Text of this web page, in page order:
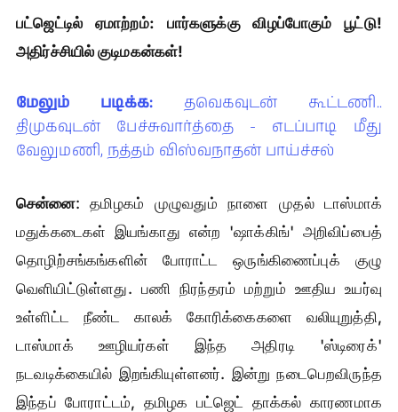
பட்ஜெட்டில் ஏமாற்றம்: பார்களுக்கு விழப்போகும் பூட்டு!
அதிர்ச்சியில் குடிமகன்கள்!
மேலும் படிக்க: தவெகவுடன் கூட்டணி..
திமுகவுடன் பேச்சுவார்த்தை - எடப்பாடி மீது
வேலுமணி, நத்தம் விஸ்வநாதன் பாய்ச்சல்
சென்னை: தமிழகம் முழுவதும் நாளை முதல் டாஸ்மாக்
மதுக்கடைகள் இயங்காது என்ற 'ஷாக்கிங்' அறிவிப்பைத்
தொழிற்சங்கங்களின் போராட்ட ஒருங்கிணைப்புக் குழு
வெளியிட்டுள்ளது. பணி நிரந்தரம் மற்றும் ஊதிய உயர்வு
உள்ளிட்ட நீண்ட காலக் கோரிக்கைகளை வலியுறுத்தி,
டாஸ்மாக் ஊழியர்கள் இந்த அதிரடி 'ஸ்டிரைக்'
நடவடிக்கையில் இறங்கியுள்ளனர். இன்று நடைபெறவிருந்த
இந்தப் போராட்டம், தமிழக பட்ஜெட் தாக்கல் காரணமாக